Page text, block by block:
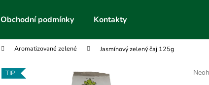
Obchodní podmínky Kontakty
Aromatizované zelené Jasmínový zelený čaj 125g
TIP
Co potřebujete najít?